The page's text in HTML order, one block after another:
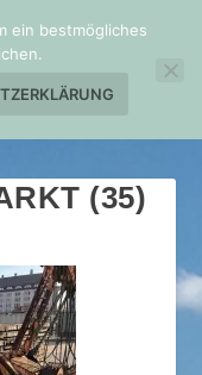
(35)
ein bestmögliches